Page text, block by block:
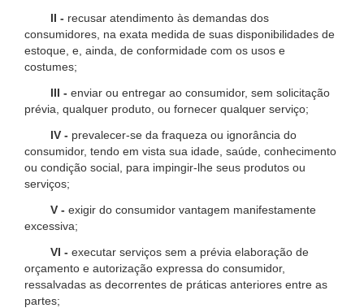
II - recusar atendimento às demandas dos
consumidores, na exata medida de suas disponibilidades de
estoque, e, ainda, de conformidade com os usos e
costumes;
III - enviar ou entregar ao consumidor, sem solicitação
prévia, qualquer produto, ou fornecer qualquer serviço;
IV - prevalecer-se da fraqueza ou ignorância do
consumidor, tendo em vista sua idade, saúde, conhecimento
ou condição social, para impingir-lhe seus produtos ou
serviços;
V - exigir do consumidor vantagem manifestamente
excessiva;
VI - executar serviços sem a prévia elaboração de
orçamento e autorização expressa do consumidor,
ressalvadas as decorrentes de práticas anteriores entre as
partes;